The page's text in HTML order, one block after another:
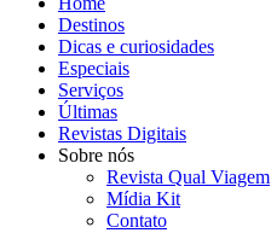
Destinos
Dicas e curiosidades
Especiais
Serviços
Últimas
Revistas Digitais
Sobre nós
Revista Qual Viagem
Mídia Kit
Contato